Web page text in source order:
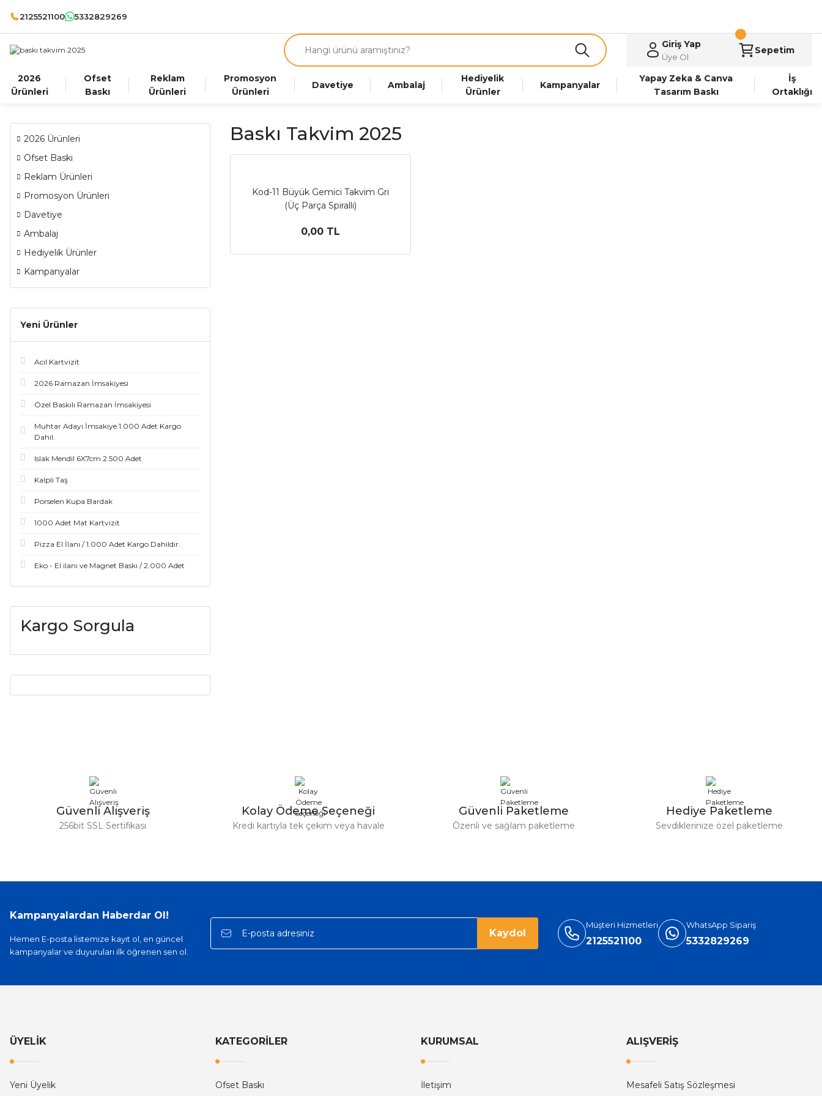
2125521100 5332829269
Giriş Yap
Üye Ol
Sepetim
2026
Ürünleri
Ofset
Baskı
Reklam
Ürünleri
Promosyon
Ürünleri
Davetiye Ambalaj
Hediyelik
Ürünler
Kampanyalar
Yapay Zeka & Canva
Tasarım Baskı
İş
Ortaklığı
2026 Ürünleri
Ofset Baskı
Reklam Ürünleri
Promosyon Ürünleri
Davetiye
Ambalaj
Hediyelik Ürünler
Kampanyalar
Yeni Ürünler
Acil Kartvizit
2026 Ramazan İmsakiyesi
Özel Baskılı Ramazan İmsakiyesi
Muhtar Adayı İmsakiye 1.000 Adet Kargo
Dahil.
Islak Mendil 6X7cm 2.500 Adet
Kalpli Taş
Porselen Kupa Bardak
1000 Adet Mat Kartvizit
Pizza El İlanı / 1.000 Adet Kargo Dahildir.
Eko - El ilanı ve Magnet Baskı / 2.000 Adet
Kargo Sorgula
Baskı Takvim 2025
Kod-11 Büyük Gemici Takvim Gri
(Üç Parça Spiralli)
0,00 TL
Güvenli Alışveriş
256bit SSL Sertifikası
Kolay Ödeme Seçeneği
Kredi kartıyla tek çekim veya havale
Güvenli Paketleme
Özenli ve sağlam paketleme
Hediye Paketleme
Sevdiklerinize özel paketleme
Kampanyalardan Haberdar Ol!
Hemen E-posta listemize kayıt ol, en güncel
kampanyalar ve duyuruları ilk öğrenen sen ol.
Kaydol
Müşteri Hizmetleri
2125521100
WhatsApp Sipariş
5332829269
ÜYELİK
Yeni Üyelik
KATEGORİLER
Ofset Baskı
KURUMSAL
İletişim
ALIŞVERİŞ
Mesafeli Satış Sözleşmesi